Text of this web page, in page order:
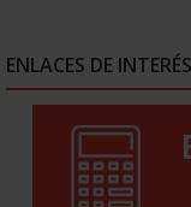
ENLACES DE INTERÉS